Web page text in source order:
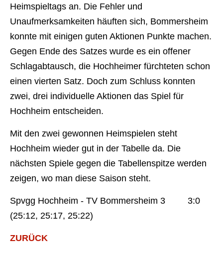
Heimspieltags an. Die Fehler und
Unaufmerksamkeiten häuften sich, Bommersheim
konnte mit einigen guten Aktionen Punkte machen.
Gegen Ende des Satzes wurde es ein offener
Schlagabtausch, die Hochheimer fürchteten schon
einen vierten Satz. Doch zum Schluss konnten
zwei, drei individuelle Aktionen das Spiel für
Hochheim entscheiden.
Mit den zwei gewonnen Heimspielen steht
Hochheim wieder gut in der Tabelle da. Die
nächsten Spiele gegen die Tabellenspitze werden
zeigen, wo man diese Saison steht.
Spvgg Hochheim - TV Bommersheim 3 3:0
(25:12, 25:17, 25:22)
ZURÜCK